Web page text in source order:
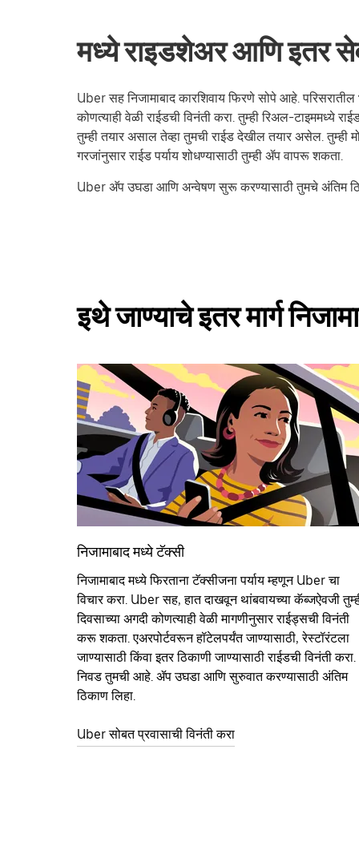
मध्ये राइडशेअर आणि इतर
Uber सह निजामाबाद कारशिवाय फिरणे सोपे आहे.
कोणत्याही वेळी राईडची विनंती करा. तुम्ही रिअल-
तुम्ही तयार असाल तेव्हा तुमची राईड देखील तयार असेल.
गरजांनुसार राईड पर्याय शोधण्यासाठी तुम्ही ॲप वापरू शकता.
Uber अ‍ॅप उघडा आणि अन्वेषण सुरू करण्यासाठी तुमचे अंतिम
इथे जाण्याचे इतर मार्ग
निजामाबाद मध्ये टॅक्सी
निजामाबाद मध्ये फिरताना टॅक्सीजना पर्याय म्हणून Uber चा
विचार करा. Uber सह, हात दाखवून थांबवायच्या कॅब्जऐवजी
दिवसाच्या अगदी कोणत्याही वेळी मागणीनुसार राईड्सची विनंती
करू शकता. एअरपोर्टवरून हॉटेलपर्यंत जाण्यासाठी, रेस्टॉरंटला
जाण्यासाठी किंवा इतर‍ ठिकाणी जाण्यासाठी राईडची विनंती करा.
निवड तुमची आहे. ॲप उघडा आणि सुरुवात करण्यासाठी अंतिम
ठिकाण लिहा.
Uber सोबत प्रवासाची विनंती करा